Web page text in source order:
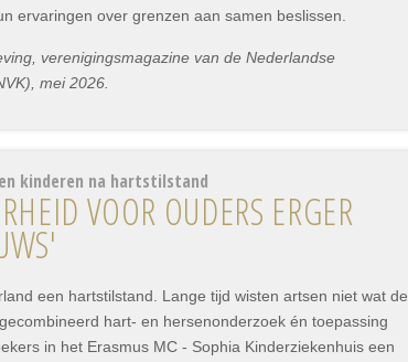
ervaringen over grenzen aan samen beslissen.
verenigingsmagazine van de Nederlandse
mei 2026.
kinderen na hartstilstand
VOOR OUDERS ERGER
een hartstilstand. Lange tijd wisten artsen niet wat de
hart- en hersenonderzoek én toepassing
in het Erasmus MC - Sophia Kinderziekenhuis een